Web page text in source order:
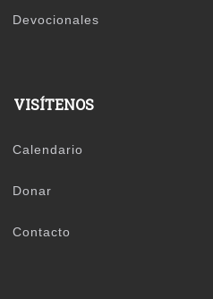
Devocionales
VISÍTENOS
Calendario
Donar
Contacto